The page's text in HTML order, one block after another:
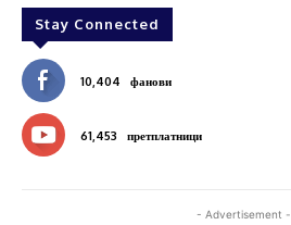
Stay Connected
10,404 фанови
61,453 претплатници
- Advertisement -